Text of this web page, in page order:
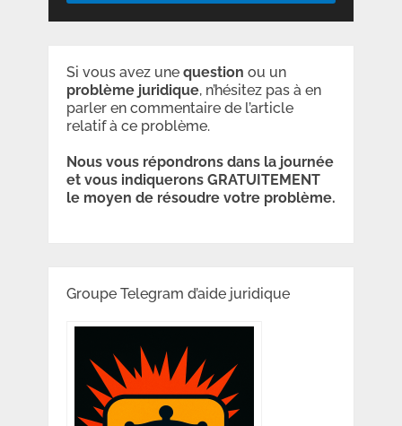
Si vous avez une question ou un
problème juridique, n’hésitez pas à en
parler en commentaire de l’article
relatif à ce problème.
Nous vous répondrons dans la journée
et vous indiquerons GRATUITEMENT
le moyen de résoudre votre problème.
Groupe Telegram d’aide juridique